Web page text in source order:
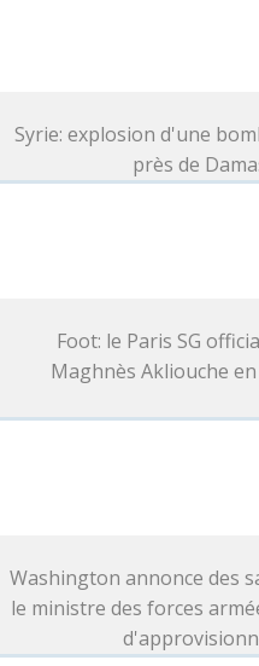
Syrie: explosion d'une
près de
Foot: le Paris SG
Maghnès Akliouche
Washington annonce des
le ministre des forces